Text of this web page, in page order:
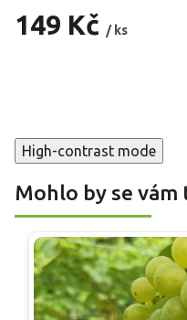
149 Kč / ks
High-contrast mode
Mohlo by se